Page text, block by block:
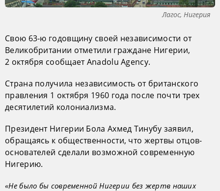
Лагос, Нигерия
Свою 63-ю годовщину своей независимости от
Великобритании отметили граждане Нигерии,
2 октября сообщает Anadolu Agency.
Страна получила независимость от британского
правления 1 октября 1960 года после почти трех
десятилетий колониализма.
Президент Нигерии Бола Ахмед Тинубу заявил,
обращаясь к общественности, что жертвы отцов-
основателей сделали возможной современную
Нигерию.
«Не было бы современной Нигерии без жертв наших